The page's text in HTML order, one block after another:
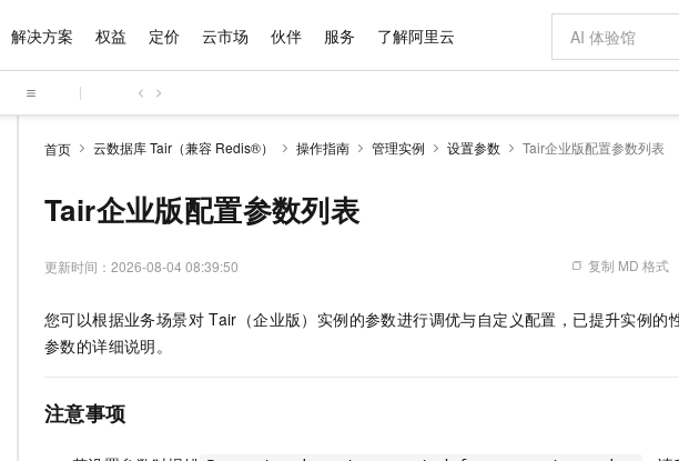
解决方案 权益 定价 云市场 伙伴 服务 了解阿里云
首页 云数据库 Tair（兼容 Redis®） 操作指南 管理实例 设置参数 Tair企业版配置参数列表
Tair企业版配置参数列表
更新时间： 2026-08-04 08:39:50 复制 MD 格式
您可以根据业务场景对 Tair（企业版） 实例的参数进行调优与自定义配置，已提升实例的
参数的详细说明。
注意事项
千问AI平台 大模型
Qwen3.8-Max HOT
Qwen3.7-Plus
精选产品
大模型服务与应用平台
多元化、高性能、安全可靠的大模型服务
无影云电脑
随时随地安全接入的云上超级电脑
提供智能易用的域名与建站服务
人工智能平台 PAI 大模型
一站式AI开发、训练和推理服务
Qoder
面向真实软件
精选解决方案
企业级Agent产品，直接交付可用成果
HappyHorse 打造一站式影视创作平台
可视化编排打通从文字构思到成片全链路闭环
上传文档即自动完成翻译和格式还原
Hermes Agent，打造自进化智能体
自主进化，持久记忆，越用越聪明
轻松解锁专属
5 分钟轻松
普惠上云
云服务器38元/年起，超值低价云产品抢先购
推荐新用户得奖励，单订单最高返9万
云工开物
高校专属算力普惠，学生认证享300元代金券
免费试用
AI 特惠
至高享 1亿+免费 tokens，加速 Al 应用落地
Token Plan 模型订阅计划 NEW
Qwen3.8-Max 首发尝鲜，限时加量 10 倍，夜间低至2折
AI 场景体
从图文生成到
AI 广告创作
图文、视频一
产品定价
了解云产品的定价详情
云上成本管理
管理和优化成本
价格计算器
自助选配和估算价格
价格优势
配置报价
精选商城
多端小程序
观测云
蓝凌 OA
数据与 API
手机三要素
OCR 文字识别
基础软件
JAVA
成为销售伙伴
咨询伙伴
销售伙伴合作计划
无影生态合作计划
Salesforce On Alibaba Cloud
AI 大模型销售与服务生态合作计划
成为产品伙伴
产品生态伙伴
产品伙伴
云网络合作
成为服务
售前咨询
自助服务
在线服务
工单服务
短信专区
企业增值服务
专家技术服务
企业成长
阿里云认证
信息公告
为什么选择阿里云
技术领先
分析师报告
最佳实践
云上奥运之旅
看见新力量
市场活动